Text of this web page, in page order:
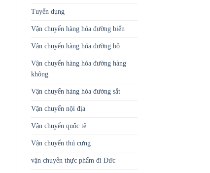
Tuyển dụng
Vận chuyển hàng hóa đường biển
Vận chuyển hàng hóa đường bộ
Vận chuyển hàng hóa đường hàng
không
Vận chuyển hàng hóa đường sắt
Vận chuyển nội địa
Vận chuyển quốc tế
Vận chuyển thú cưng
vận chuyển thực phẩm đi Đức